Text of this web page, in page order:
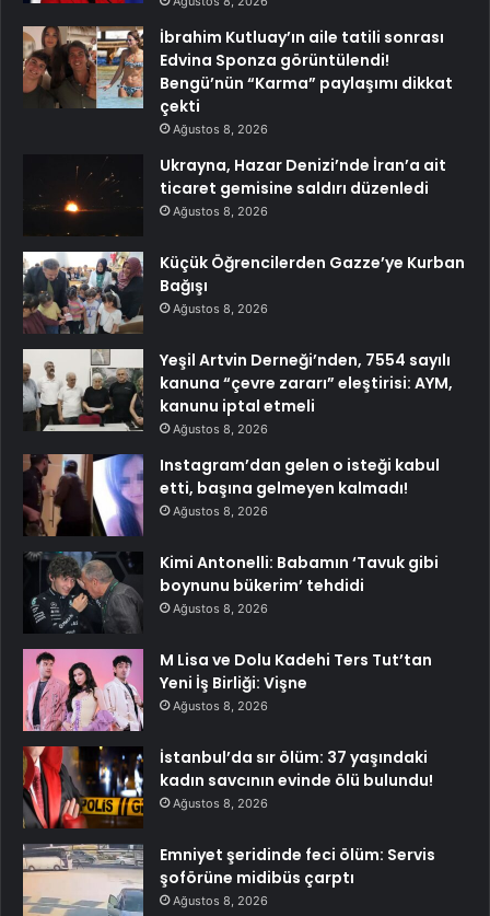
İbrahim Kutluay’ın aile tatili sonrası
Edvina Sponza görüntülendi!
Bengü’nün “Karma” paylaşımı dikkat
çekti
Ağustos 8, 2026
Ukrayna, Hazar Denizi’nde İran’a ait
ticaret gemisine saldırı düzenledi
Ağustos 8, 2026
Küçük Öğrencilerden Gazze’ye Kurban
Bağışı
Ağustos 8, 2026
Yeşil Artvin Derneği’nden, 7554 sayılı
kanuna “çevre zararı” eleştirisi: AYM,
kanunu iptal etmeli
Ağustos 8, 2026
Instagram’dan gelen o isteği kabul
etti, başına gelmeyen kalmadı!
Ağustos 8, 2026
Kimi Antonelli: Babamın ‘Tavuk gibi
boynunu bükerim’ tehdidi
Ağustos 8, 2026
M Lisa ve Dolu Kadehi Ters Tut’tan
Yeni İş Birliği: Vişne
Ağustos 8, 2026
İstanbul’da sır ölüm: 37 yaşındaki
kadın savcının evinde ölü bulundu!
Ağustos 8, 2026
Emniyet şeridinde feci ölüm: Servis
şoförüne midibüs çarptı
Ağustos 8, 2026